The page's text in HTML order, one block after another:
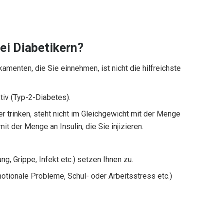
Diabetikern?
die Sie einnehmen, ist nicht die hilfreichste
(Typ-2-Diabetes).
trinken, steht nicht im Gleichgewicht mit der Menge
der Menge an Insulin, die Sie injizieren.
Grippe, Infekt etc.) setzen Ihnen zu.
Probleme, Schul- oder Arbeitsstress etc.)